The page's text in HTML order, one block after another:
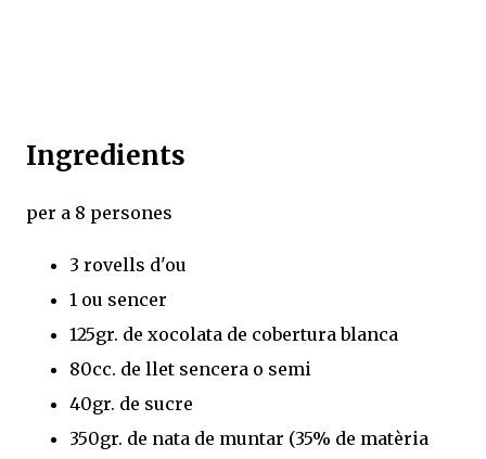
Ingredients
per a 8 persones
3 rovells d'ou
1 ou sencer
125gr. de xocolata de cobertura blanca
80cc. de llet sencera o semi
40gr. de sucre
350gr. de nata de muntar (35% de matèria